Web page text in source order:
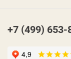
+7 (499) 653-